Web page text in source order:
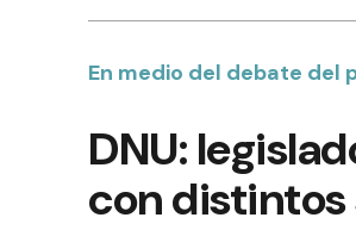
En medio del debate del
DNU:
con